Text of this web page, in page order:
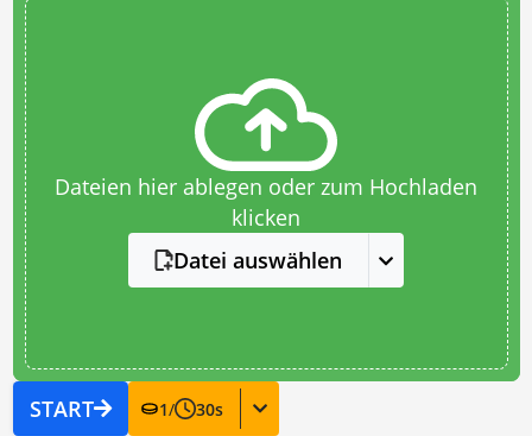
Dateien hier ablegen oder zum Hochladen
klicken
Datei auswählen
START 1/ 30s